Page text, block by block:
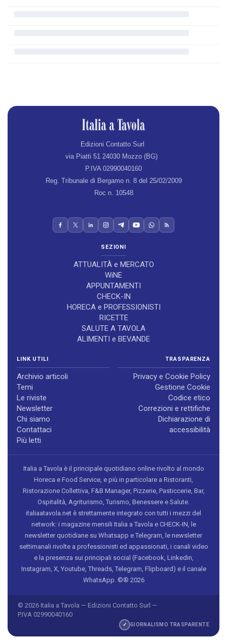
Edizioni Contatto Surl
via Piatti 51 24030 Mozzo (BG)
P.IVA 02990040160
Reg. Tribunale di Bergamo n. 8 del 25/02/2009
Roc n. 10548
SEZIONI
ATTUALITÀ e MERCATO
WiNE
APPUNTAMENTI
CHECK-IN
HORECA e PROFESSIONISTI
RICETTE
SALUTE A TAVOLA
ALIMENTI e BEVANDE
LINK UTILI
Archivio articoli
Temi
Le riviste
Newsletter
Chi siamo
Contattaci
Più letti
TRASPARENZA
Privacy e Cookie Policy
Gestione Cookie
Codice etico
Correzioni e rettifiche
Dichiarazione di
accessibilità
Italia a Tavola è il principale quotidiano online rivolto al mondo
Horeca e Food Service, e più in particolare a Ristoranti,
Ristorazione Collettiva, F&B Manager, Pizzerie, Pasticcerie, Bar,
Ospitalità, Agriturismo, Turismo, Benessere e Salute.
italiaatavola.net è strettamente integrato con tutti i mezzi del
network: i magazine mensili Italia a Tavola e CHECK-IN, le
newsletter quotidiane su Whatsapp e Telegram, le newsletter
settimanali rivolte a professionisti ed appassionati, i canali video
e la presenza sui principali social (Facebook, Linkedin,
Instagram, X, Youtube, Threads, Telegram, Flipboard) e il canale
WhatsApp. ©® 2026
© 2026 Italia a Tavola — Edizioni Contatto Surl —
P.IVA 02990040160
✓ GIORNALISMO TRASPARENTE